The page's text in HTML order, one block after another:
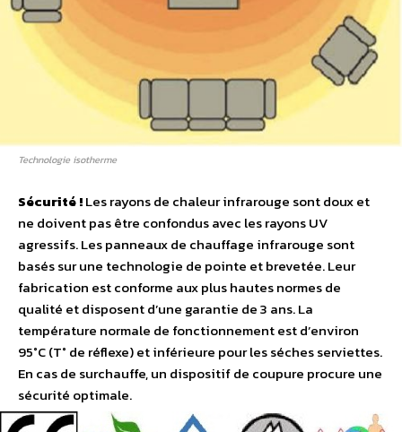
Technologie isotherme
Sécurité !Les rayons de chaleur infrarouge sont doux et
ne doivent pas être confondus avec les rayons UV
agressifs. Les panneaux de chauffage infrarouge sont
basés sur une technologie de pointe et brevetée. Leur
fabrication est conforme aux plus hautes normes de
qualité et disposent d’une garantie de 3 ans. La
température normale de fonctionnement est d’environ
95°C (T° de réflexe) et inférieure pour les séches serviettes.
En cas de surchauffe, un dispositif de coupure procure une
sécurité optimale.